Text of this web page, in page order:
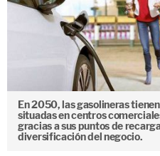
En 2050, las gasolineras
situadas en centros
gracias a sus puntos de
diversificación del negocio.